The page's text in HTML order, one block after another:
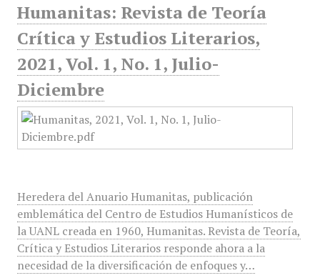
Humanitas: Revista de Teoría
Crítica y Estudios Literarios,
2021, Vol. 1, No. 1, Julio-
Diciembre
Heredera del Anuario Humanitas, publicación
emblemática del Centro de Estudios Humanísticos de
la UANL creada en 1960, Humanitas. Revista de Teoría,
Crítica y Estudios Literarios responde ahora a la
necesidad de la diversificación de enfoques y…